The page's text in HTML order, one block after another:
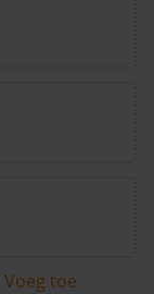
Voeg toe